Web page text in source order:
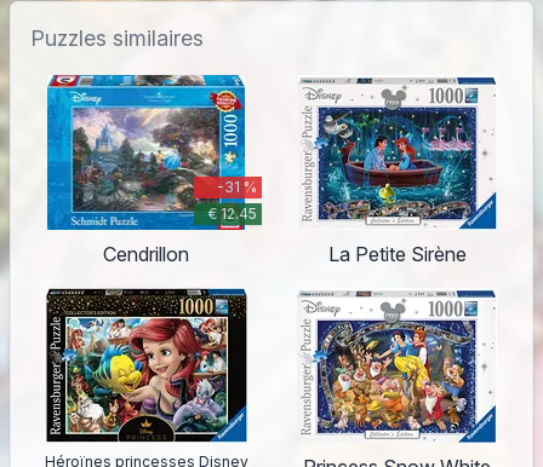
Puzzles similaires
-31 %
€ 12.45
Cendrillon La Petite Sirène
Héroïnes princesses Disney